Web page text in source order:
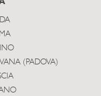
(PADOVA)